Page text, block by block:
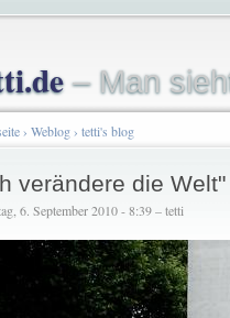
– Man
› Weblog› tetti's blog
verändere die Welt"
6. September 2010 - 8:39 – tetti